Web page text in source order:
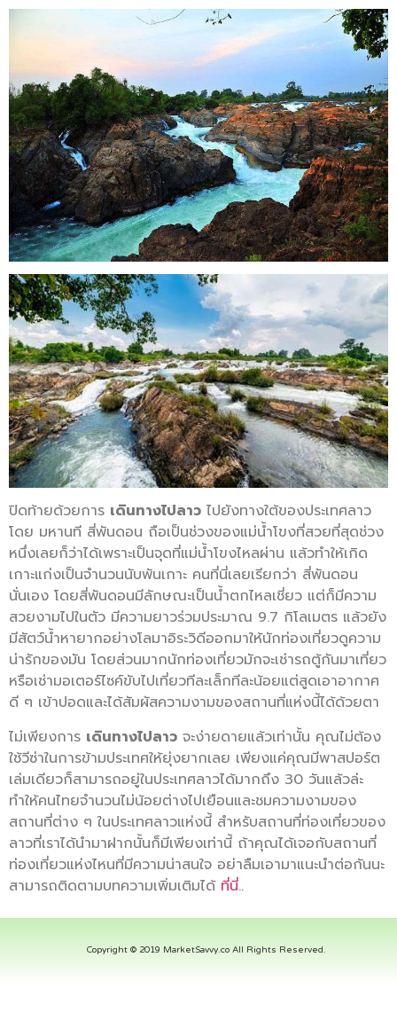
ปิดท้ายด้วยการ เดินทางไปลาว ไปยังทางใต้ของประเทศลาว
โดย มหานที สี่พันดอน ถือเป็นช่วงของแม่น้ำโขงที่สวยที่สุดช่วง
หนึ่งเลยก็ว่าได้เพราะเป็นจุดที่แม่น้ำโขงไหลผ่าน แล้วทำให้เกิด
เกาะแก่งเป็นจำนวนนับพันเกาะ คนที่นี่เลยเรียกว่า สี่พันดอน
นั่นเอง โดยสี่พันดอนมีลักษณะเป็นน้ำตกไหลเชี่ยว แต่ก็มีความ
สวยงามไปในตัว มีความยาวร่วมประมาณ 9.7 กิโลเมตร แล้วยัง
มีสัตว์น้ำหายากอย่างโลมาอิระวิดีออกมาให้นักท่องเที่ยวดูความ
น่ารักของมัน โดยส่วนมากนักท่องเที่ยวมักจะเช่ารถตู้กันมาเที่ยว
หรือเช่ามอเตอร์ไซค์ขับไปเที่ยวทีละเล็กทีละน้อยแต่สูดเอาอากาศ
ดี ๆ เข้าปอดและได้สัมผัสความงามของสถานที่แห่งนี้ได้ด้วยตา
ไม่เพียงการ เดินทางไปลาว จะง่ายดายแล้วเท่านั้น คุณไม่ต้อง
ใช้วีซ่าในการข้ามประเทศให้ยุ่งยากเลย เพียงแค่คุณมีพาสปอร์ต
เล่มเดียวก็สามารถอยู่ในประเทศลาวได้มากถึง 30 วันแล้วล่ะ
ทำให้คนไทยจำนวนไม่น้อยต่างไปเยือนและชมความงามของ
สถานที่ต่าง ๆ ในประเทศลาวแห่งนี้ สำหรับสถานที่ท่องเที่ยวของ
ลาวที่เราได้นำมาฝากนั้นก็มีเพียงเท่านี้ ถ้าคุณได้เจอกับสถานที่
ท่องเที่ยวแห่งไหนที่มีความน่าสนใจ อย่าลืมเอามาแนะนำต่อกันนะ
สามารถติดตามบทความเพิ่มเติมได้ ที่นี่..
Copyright © 2019 MarketSavvy.co All Rights Reserved.